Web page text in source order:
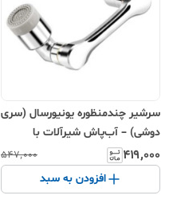
سرشیر چندمنظوره یونیورسال (سری
دوشی) – آب‌پاش شیرآلات با
خروجی متعدد، چرخش ۳۶۰ درجه،
اتصال جهانی، جنس بدنه ترکیبی
استیل و ABS
۴۱۹٬۰۰۰ ۵۴۷٬۰۰۰
افزودن به سبد